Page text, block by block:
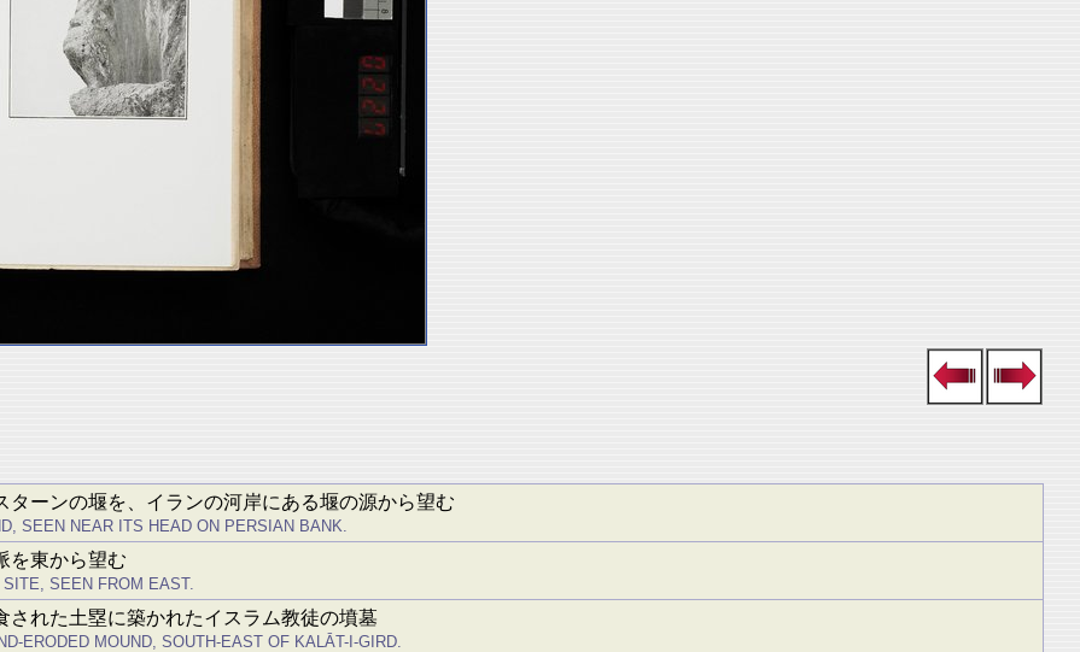
ーンの堰を、イランの河岸にある堰の源から望む
SEEN NEAR ITS HEAD ON PERSIAN BANK.
を東から望む
SEEN FROM EAST.
れた土塁に築かれたイスラム教徒の墳墓
ERODED MOUND, SOUTH-EAST OF KALĀT-I-GIRD.